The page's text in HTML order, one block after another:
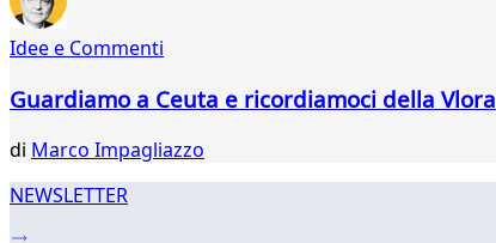
Idee e Commenti
Guardiamo a Ceuta e ricordiamoci della Vlora
di Marco Impagliazzo
NEWSLETTER